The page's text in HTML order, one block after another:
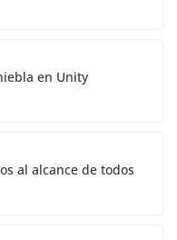
en Unity
al alcance de todos